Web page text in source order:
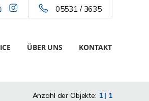
05531 / 3635
ÜBER UNS KONTAKT
Anzahl der Objekte: 1 | 1